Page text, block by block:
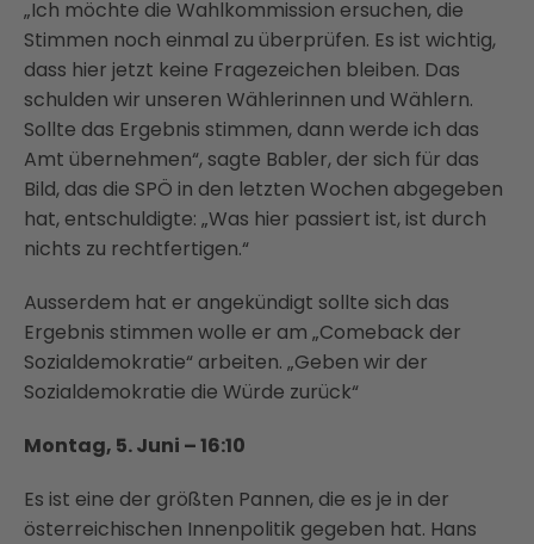
„Ich möchte die Wahlkommission ersuchen, die
Stimmen noch einmal zu überprüfen. Es ist wichtig,
dass hier jetzt keine Fragezeichen bleiben. Das
schulden wir unseren Wählerinnen und Wählern.
Sollte das Ergebnis stimmen, dann werde ich das
Amt übernehmen“, sagte Babler, der sich für das
Bild, das die SPÖ in den letzten Wochen abgegeben
hat, entschuldigte: „Was hier passiert ist, ist durch
nichts zu rechtfertigen.“
Ausserdem hat er angekündigt sollte sich das
Ergebnis stimmen wolle er am „Comeback der
Sozialdemokratie“ arbeiten. „Geben wir der
Sozialdemokratie die Würde zurück“
Montag, 5. Juni – 16:10
Es ist eine der größten Pannen, die es je in der
österreichischen Innenpolitik gegeben hat. Hans